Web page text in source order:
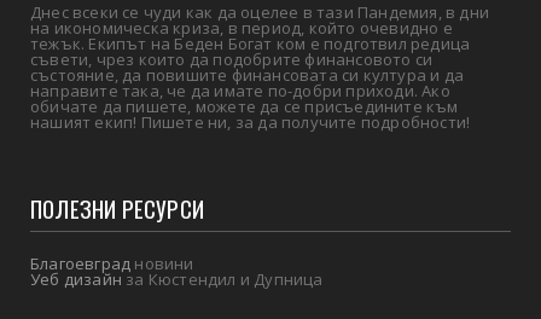
Днес всеки се чуди как да оцелее в тази Пандемия, в дни
на икономическа криза, в период, който очевидно е
тежък. Екипът на Беден Богат ком е подготвил редица
съвети, чрез които да подобрите финансовото си
състояние, да повишите финансовата си култура и да
направите така, че да имате по-добри приходи. Ако
обичате да пишете, можете да се присъедините към
нашият екип! Пишете ни, за да получите подробности!
ПОЛЕЗНИ РЕСУРСИ
Благоевград новини
Уеб дизайн за Кюстендил и Дупница